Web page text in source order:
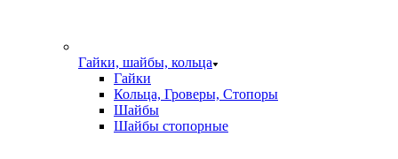
Гайки, шайбы, кольца
Гайки
Кольца, Гроверы, Стопоры
Шайбы
Шайбы стопорные